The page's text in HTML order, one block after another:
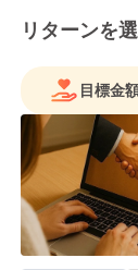
リターンを
目標金